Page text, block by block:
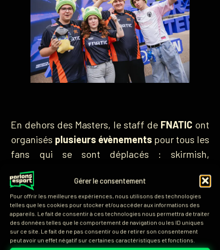
Gérer le consentement
Pour offrir les meilleures expériences, nous utilisons des technologies
telles que les cookies pour stocker et/ou accéder aux informations des
appareils. Le fait de consentir à ces technologies nous permettra de traiter
des données telles que le comportement de navigation ou les ID uniques
sur ce site. Le fait de ne pas consentir ou de retirer son consentement
peut avoir un effet négatif sur certaines caractéristiques et fonctions.
En dehors des Masters, le staff de FNATIC ont
organisés plusieurs évènements pour tous les
fans qui se sont déplacés : skirmish,
watchparty, meet & greet, les fans
eu la chance de rencontrer leur équipe
malgré tout. Dans tous ces évènements,
l’équipe en a profité pour faire une annonce
bien particulière :Veqajne reviendra toujours
pas dansle roster actif pour le reste de la